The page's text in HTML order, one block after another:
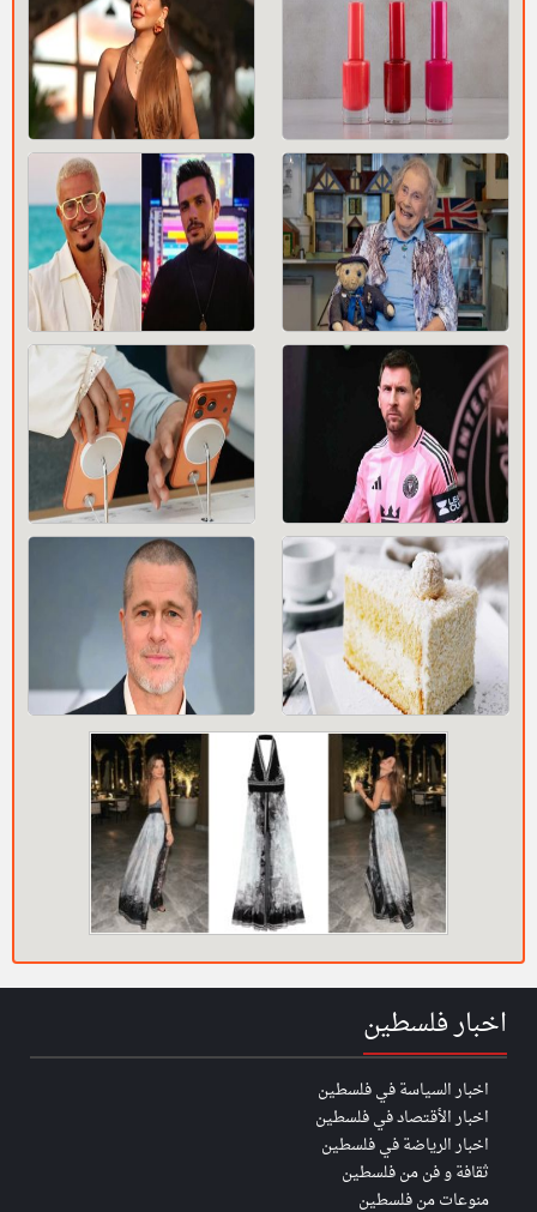
اخبار فلسطين
اخبار السياسة في فلسطين
اخبار الأقتصاد في فلسطين
اخبار الرياضة في فلسطين
ثقافة و فن من فلسطين
منوعات من فلسطين